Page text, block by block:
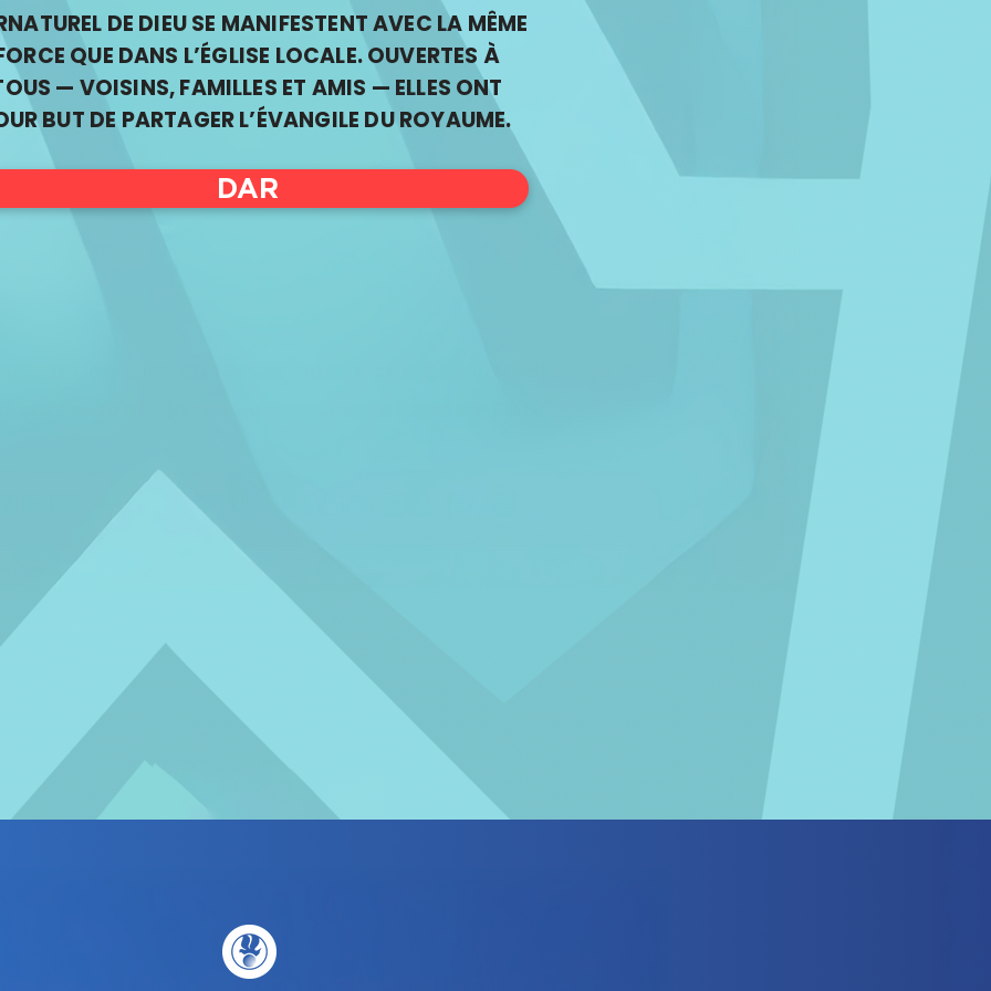
DE DIEU SE MANIFESTENT AVEC LA MÊME
QUE DANS L’ÉGLISE LOCALE. OUVERTES À
— VOISINS, FAMILLES ET AMIS — ELLES ONT
BUT DE PARTAGER L’ÉVANGILE DU ROYAUME.
DAR